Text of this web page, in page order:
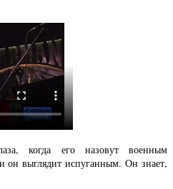
когда его назовут военным
он выглядит испуганным. Он знает,